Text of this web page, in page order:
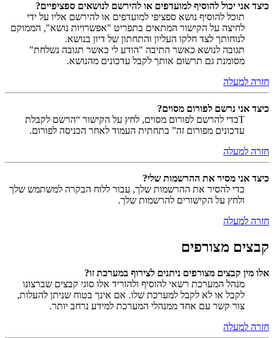
כיצד אני יכול להוסיף למועדפים או להירשם לנושאים ספציפיים?
תוכל להוסיף נושא ספציפי למועדפים או להירשם אליו על ידי
לחיצה על הקישור המתאים בתפריט "אפשרויות נושא", הממוקם
לנוחותך לצד חלקו העליון והתחתון של דיון בנושא.
תגובה לנושא כאשר התיבה "הודע לי כאשר תגובה נשלחת"
מסומנת גם תרשום אותך לקבל עדכונים מהנושא.
חזרה למעלה
כיצד אני נרשם לפורום מסוים?
Tכדי להרשם לפורום מסוים, לחץ על הקישור “הרשם לקבלת
עדכונים מפורום זה” בתחתית העמוד לאחר הכניסה לפורום.
חזרה למעלה
כיצד אני מסיר את ההרשמות שלי?
כדי להסיר את ההרשמות שלך, עבור ללוח הבקרה למשתמש שלך
ולחץ על הקישורים להרשמות שלך.
חזרה למעלה
קבצים מצורפים
אלו מין קבצים מצורפים ניתנים לצירוף במערכת זו?
מנהל המערכת רשאי להוסיף ולהוריד אלו סוגי קבצים שברצונו
לקבל או לא לקבל למערכת שלו. אם אינך בטוח שניתן להעלות,
צור קשר עם אחד ממנהלי המערכת למידע נרחב יותר.
חזרה למעלה